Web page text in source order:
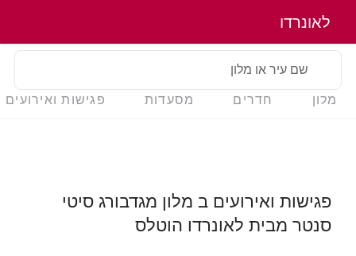
לאונרדו
שם עיר או מלון
מלון חדרים מסעדות פגישות ואירועים
פגישות ואירועים ב מלון מגדבורג סיטי
סנטר מבית לאונרדו הוטלס